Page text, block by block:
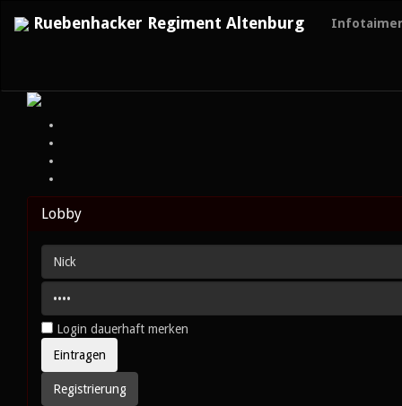
Ruebenhacker Regiment Altenburg
Lobby
Login dauerhaft merken
Registrierung